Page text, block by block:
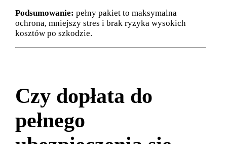
Podsumowanie: pełny pakiet to maksymalna
ochrona, mniejszy stres i brak ryzyka wysokich
kosztów po szkodzie.
Czy dopłata do
pełnego